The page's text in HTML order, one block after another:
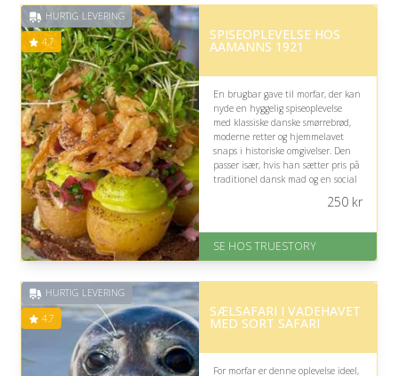
HURTIG LEVERING
4.7 SPISEOPLEVELSE HOS
AAMANNS 1921
En brugbar gave til morfar, der kan
nyde en hyggelig spiseoplevelse
med klassiske danske smørrebrød,
moderne retter og hjemmelavet
snaps i historiske omgivelser. Den
passer især, hvis han sætter pris på
traditionel dansk mad og en social
Eller lav digitalt gavekort med det
Fremragende Trustpilot rating
250kr
SE HOS TRUESTORY
HURTIG LEVERING
4.7 SÆLSAFARI I VADEHAVET
MED SORT SAFARI
For morfar er denne oplevelse ideel,